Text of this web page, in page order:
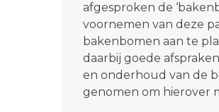
afgesproken de
voornemen van deze
bakenbomen aan te
daarbij goede
en onderhoud van de
genomen om hierover